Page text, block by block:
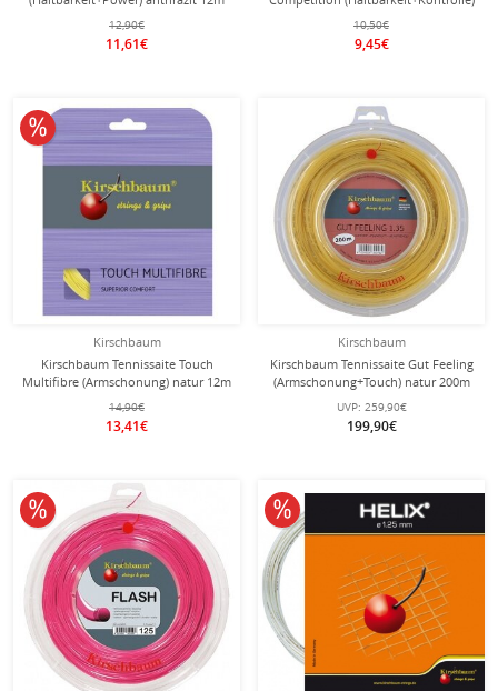
Set
12,90€
11,61€
gelb 12m Set
10,50€
9,45€
Kirschbaum
Kirschbaum Tennissaite Touch
Multifibre (Armschonung) natur 12m
Set
14,90€
13,41€
10% reduziert
Kirschbaum
Kirschbaum Tennissaite Gut Feeling
(Armschonung+Touch) natur 200m
Rolle
UVP: 259,90€
199,90€
10% reduziert 10% reduziert